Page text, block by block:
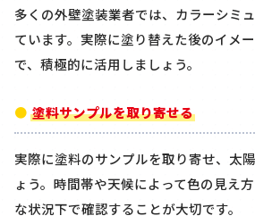
多くの外壁塗装業者では、カラーシミ
ています。実際に塗り替えた後のイメ
で、積極的に活用しましょう。
塗料サンプルを取り寄せる
実際に塗料のサンプルを取り寄せ、太
ょう。時間帯や天候によって色の見え
な状況下で確認することが大切です。